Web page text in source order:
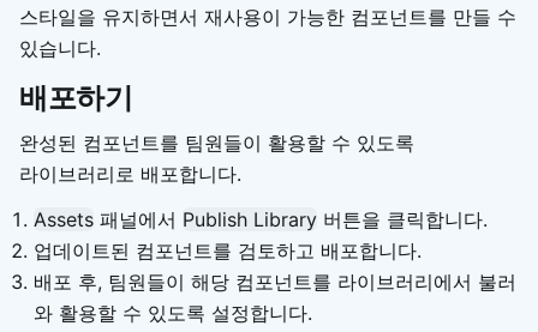
스타일을 유지하면서 재사용이 가능한 컴포넌트를 만들 수
있습니다.
배포하기
완성된 컴포넌트를 팀원들이 활용할 수 있도록
라이브러리로 배포합니다.
Assets 패널에서 Publish Library 버튼을 클릭합니다.
업데이트된 컴포넌트를 검토하고 배포합니다.
배포 후, 팀원들이 해당 컴포넌트를 라이브러리에서 불러
와 활용할 수 있도록 설정합니다.